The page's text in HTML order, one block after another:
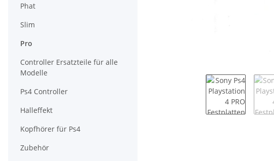
Phat
Slim
Pro
Controller Ersatzteile für alle
Modelle
Ps4 Controller
Halleffekt
Kopfhörer für Ps4
Zubehör